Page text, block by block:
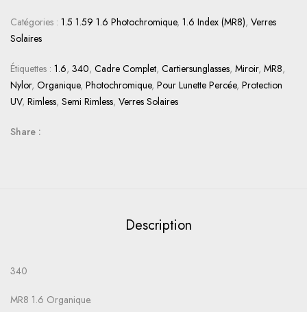
Catégories : 1.5 1.59 1.6 Photochromique, 1.6 Index (MR8), Verres
Solaires
Étiquettes : 1.6, 340, Cadre Complet, Cartiersunglasses, Miroir, MR8,
Nylor, Organique, Photochromique, Pour Lunette Percée, Protection
UV, Rimless, Semi Rimless, Verres Solaires
Share :
Description
340
MR8 1.6 Organique.